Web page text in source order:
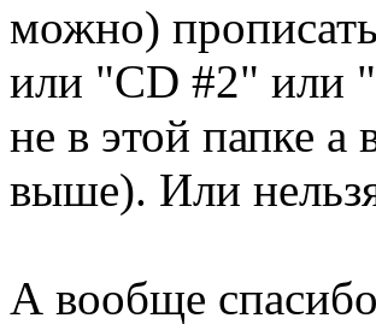
можно)
или "CD #2" или
не в этой папке а
выше). Или нельзя
А вообще